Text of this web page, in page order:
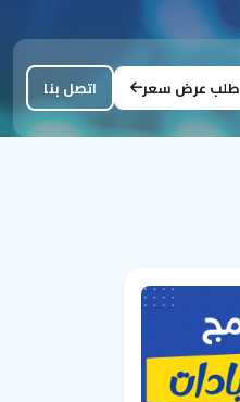
طلب عرض سعر اتصل بنا